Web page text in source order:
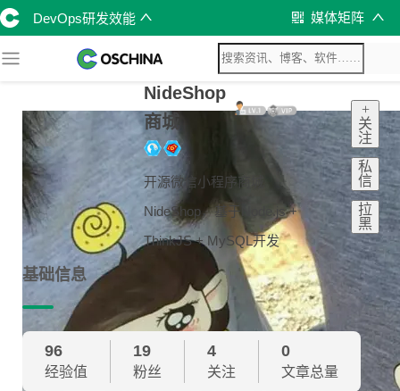
DevOps研发效能 媒体矩阵
NideShop
商城
开源微信小程序商城
NideShop，基于Node.js +
ThinkJS + MySQL开发
+
关
注
私
信
拉
黑
基础信息
96
经验值
19
粉丝
4
关注
0
文章总量